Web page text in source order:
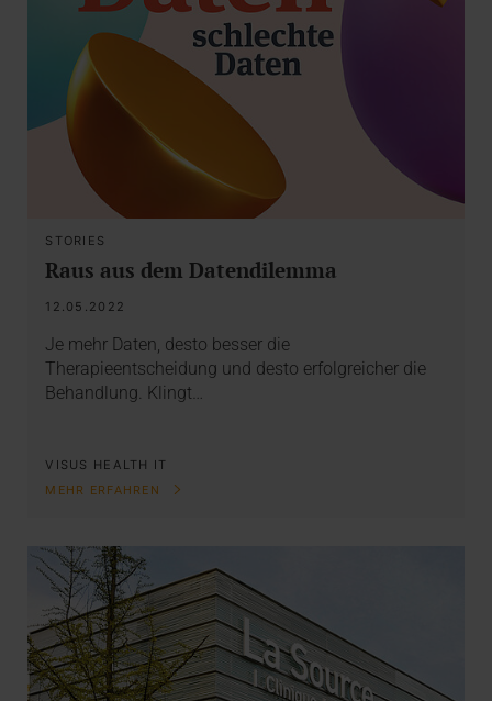
STORIES
Raus aus dem Datendilemma
12.05.2022
Je mehr Daten, desto besser die
Therapieentscheidung und desto erfolgreicher die
Behandlung. Klingt…
VISUS HEALTH IT
MEHR ERFAHREN